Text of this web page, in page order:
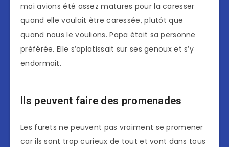
moi avions été assez matures pour la caresser
quand elle voulait être caressée, plutôt que
quand nous le voulions. Papa était sa personne
préférée. Elle s’aplatissait sur ses genoux et s’y
endormait.
Ils peuvent faire des promenades
Les furets ne peuvent pas vraiment se promener
car ils sont trop curieux de tout et vont dans tous